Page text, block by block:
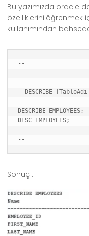
Bu yazımızda oracle
özelliklerini öğrenmek
kullanımından
--
--DESCRIBE
DESCRIBE EMPLOYEES;
DESC EMPLOYEES;
Sonuç :